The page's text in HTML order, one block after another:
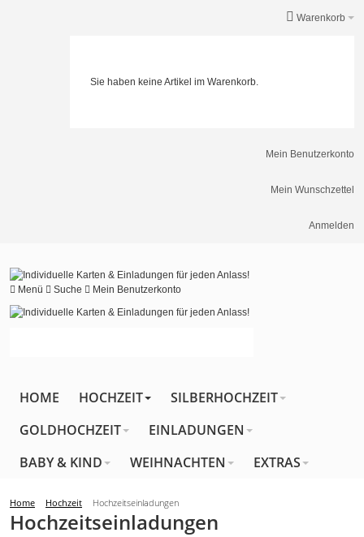
Warenkorb
Sie haben keine Artikel im Warenkorb.
Mein Benutzerkonto
Mein Wunschzettel
Anmelden
Menü Suche Mein Benutzerkonto
HOME HOCHZEIT
SILBERHOCHZEIT
GOLDHOCHZEIT
EINLADUNGEN
BABY & KIND
WEIHNACHTEN EXTRAS
Home Hochzeit Hochzeitseinladungen
Hochzeitseinladungen